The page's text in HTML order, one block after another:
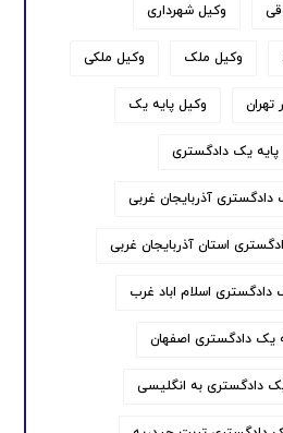
وکیل شهرداری
وکیل ملک وکیل ملکی
تهران وکیل پایه یک
پایه یک دادگستری
دادگستری آذربایجان غربی
استان آذربایجان غربی
دادگستری اسلام اباد غرب
یک دادگستری اصفهان
دادگستری به انگلیسی